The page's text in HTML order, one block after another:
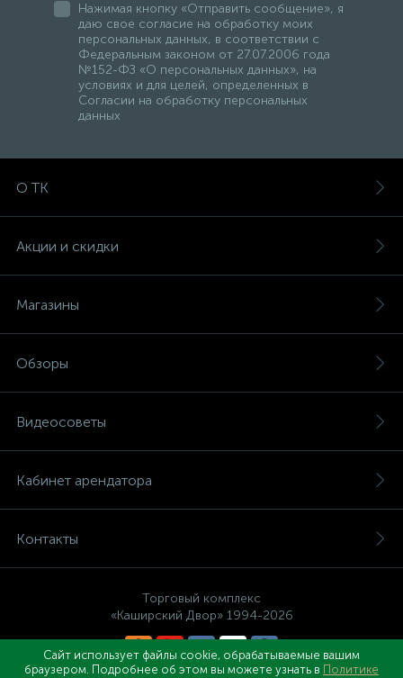
Нажимая кнопку «Отправить сообщение», я
даю свое согласие на обработку моих
персональных данных, в соответствии с
Федеральным законом от 27.07.2006 года
№152-ФЗ «О персональных данных», на
условиях и для целей, определенных в
Согласии на обработку персональных
данных
О ТК
Акции и скидки
Магазины
Обзоры
Видеосоветы
Кабинет арендатора
Контакты
Торговый комплекс
«Каширский Двор» 1994-2026
Сайт использует файлы cookie, обрабатываемые вашим
браузером. Подробнее об этом вы можете узнать в Политике